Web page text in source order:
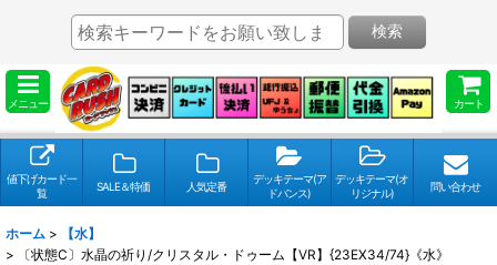
メニュー カート
検索
値下げカード一
覧
SALE＆特価 人気定番
デッキテーマ(ア
ドバンス)
デッキテーマ(オ
リジナル)
問い合わせ
ホーム >
【水】
>
〔状態C〕水晶の祈り/クリスタル・ドゥーム【VR】{23EX34/74}《水》